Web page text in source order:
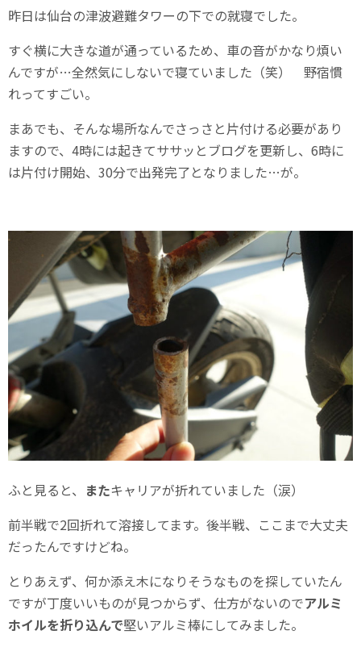
昨日は仙台の津波避難タワーの下での就寝でした。
すぐ横に大きな道が通っているため、車の音がかなり煩い
んですが…全然気にしないで寝ていました（笑） 野宿慣
れってすごい。
まあでも、そんな場所なんでさっさと片付ける必要があり
ますので、4時には起きてササッとブログを更新し、6時に
は片付け開始、30分で出発完了となりました…が。
ふと見ると、 またキャリアが折れていました（涙）
前半戦で2回折れて溶接してます。後半戦、ここまで大丈夫
だったんですけどね。
とりあえず、何か添え木になりそうなものを探していたん
ですが丁度いいものが見つからず、仕方がないのでアルミ
ホイルを折り込んで堅いアルミ棒にしてみました。